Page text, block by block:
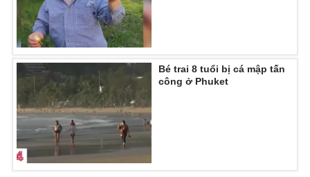
Ðiện thoại Thời báo VTV:024.66 897 897
Email:toasoan@vtv.vn
Liên hệ quảng cáo:024-7300.7108
Bé trai 8 tuổi bị cá mập tấn
công ở Phuket